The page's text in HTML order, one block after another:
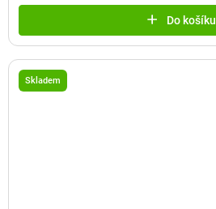
Do košíku
Skladem